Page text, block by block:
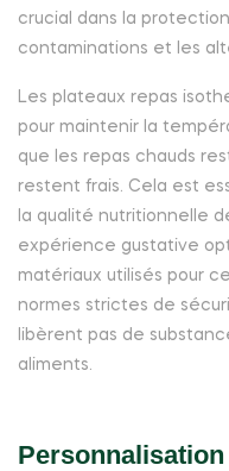
crucial dans la
contaminations et les
Les plateaux repas
pour maintenir la
que les repas chauds
restent frais. Cela est
la qualité nutritionnelle
expérience gustative
matériaux utilisés pour
normes strictes de
libèrent pas de
aliments.